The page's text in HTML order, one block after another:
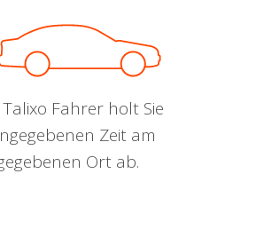
Fahrer holt Sie
Zeit am
Ort ab.